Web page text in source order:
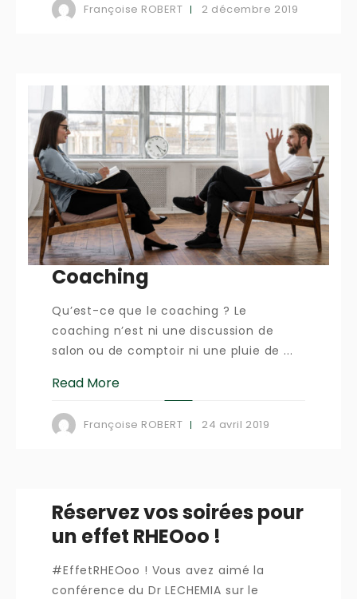
Françoise ROBERT 2 décembre 2019
Coaching
Qu’est-ce que le coaching ? Le
coaching n’est ni une discussion de
salon ou de comptoir ni une pluie de ...
Read More
Françoise ROBERT 24 avril 2019
Réservez vos soirées pour
un effet RHEOoo !
#EffetRHEOoo ! Vous avez aimé la
conférence du Dr LECHEMIA sur le